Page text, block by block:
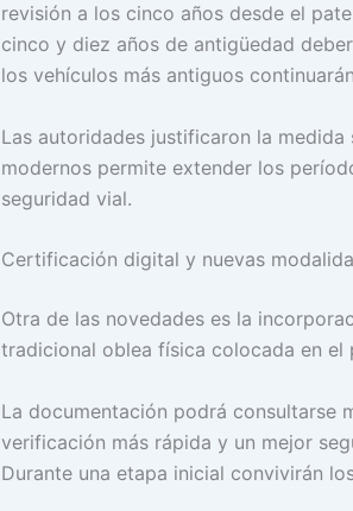
revisión a los cinco años desde el
cinco y diez años de antigüedad
los vehículos más antiguos
Las autoridades justificaron la
modernos permite extender los
seguridad vial.
Certificación digital y nuevas
Otra de las novedades es la
tradicional oblea física colocada en el
La documentación podrá consultarse
verificación más rápida y un mejor
Durante una etapa inicial convivirán